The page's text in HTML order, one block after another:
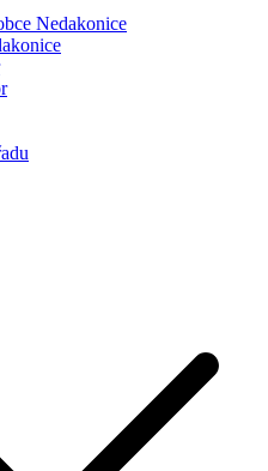
Nedakonice